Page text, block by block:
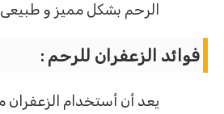
الرحم بشكل مميز و
فوائد الزعفران للرحم :
يعد أن أستخدام الزعفران